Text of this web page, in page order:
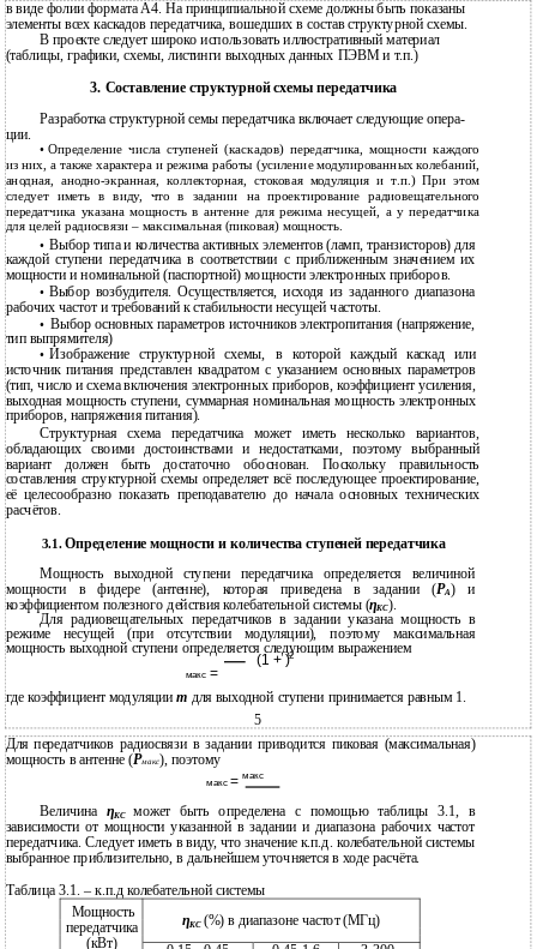
(1 + )2
в виде фолии формата А4. На принципиальной схеме должны быть показаны
элементы всех каскадов передатчика, вошедших в состав структурной схемы.
В проекте следует широко использовать иллюстративный материал
(таблицы, графики, схемы, листинги выходных данных ПЭВМ и т.п.)
3. Составление структурной схемы передатчика
Разработка структурной семы передатчика включает следующие опера-
ции.
• Определение числа ступеней (каскадов) передатчика, мощности каждого
из них, а также характера и режима работы (усиление модулированных колебаний,
анодная, анодно-экранная, коллекторная, стоковая модуляция и т.п.) При этом
следует иметь в виду, что в задании на проектирование радиовещательного
передатчика указана мощность в антенне для режима несущей, а у передатчика
для целей радиосвязи – максимальная (пиковая) мощность.
• Выбор типа и количества активных элементов (ламп, транзисторов) для
каждой ступени передатчика в соответствии с приближенным значением их
мощности и номинальной (паспортной) мощности электронных приборов.
• Выбор возбудителя. Осуществляется, исходя из заданного диапазона
рабочих частот и требований к стабильности несущей частоты.
• Выбор основных параметров источников электропитания (напряжение,
тип выпрямителя)
• Изображение структурной схемы, в которой каждый каскад или
источник питания представлен квадратом с указанием основных параметров
(тип, число и схема включения электронных приборов, коэффициент усиления,
выходная мощность ступени, суммарная номинальная мощность электронных
приборов, напряжения питания).
Структурная схема передатчика может иметь несколько вариантов,
обладающих своими достоинствами и недостатками, поэтому выбранный
вариант должен быть достаточно обоснован. Поскольку правильность
составления структурной схемы определяет всё последующее проектирование,
её целесообразно показать преподавателю до начала основных технических
расчётов.
3.1. Определение мощности и количества ступеней передатчика
Мощность выходной ступени передатчика определяется величиной
мощности в фидере (антенне), которая приведена в задании (PA) и
коэффициентом полезного действия колебательной системы (ηKC).
Для радиовещательных передатчиков в задании указана мощность в
режиме несущей (при отсутствии модуляции), поэтому максимальная
мощность выходной ступени определяется следующим выражением
макс =
где коэффициент модуляцииm для выходной ступени принимается равным 1.
5
Для передатчиков радиосвязи в задании приводится пиковая (максимальная)
мощность в антенне (Pмакс), поэтому
макс=макс
Величина ηKCможет быть определена с помощью таблицы 3.1, в
зависимости от мощности указанной в задании и диапазона рабочих частот
передатчика. Следует иметь в виду, что значение к.п.д. колебательной системы
выбранное приблизительно, в дальнейшем уточняется в ходе расчёта.
Таблица 3.1. – к.п.д колебательной системы
Мощность
ηKC (%) в диапазоне частот (МГц)
передатчика
(кВт)